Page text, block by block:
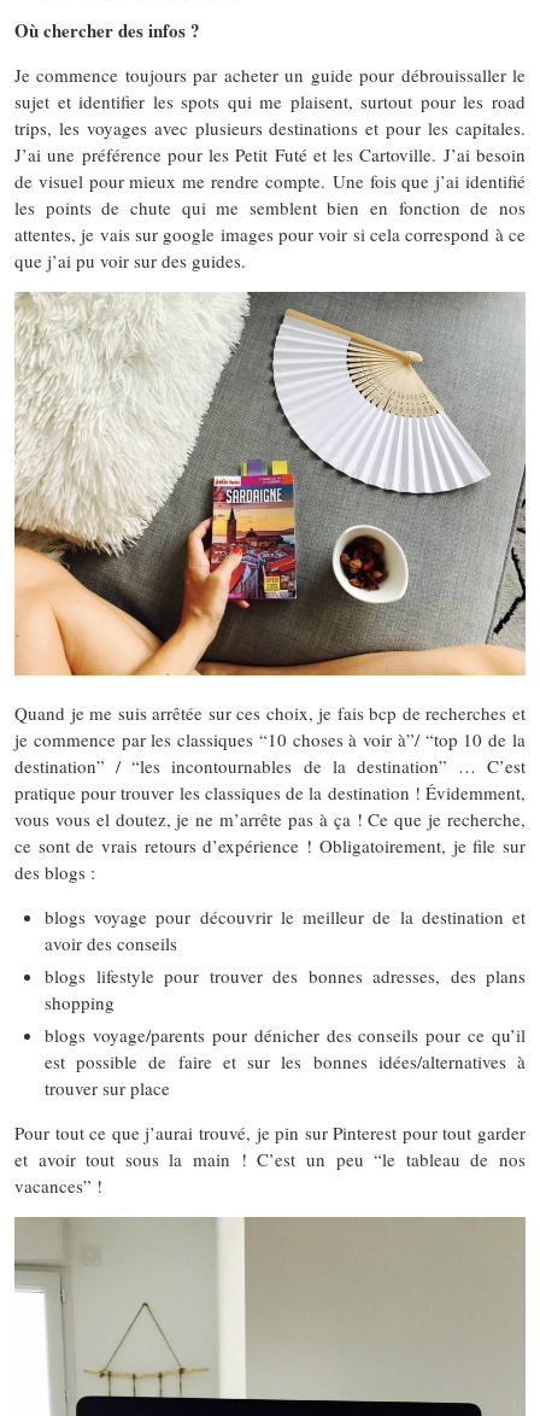
Où chercher des infos ?
Je commence toujours par acheter un guide pour débrouissaller le
sujet et identifier les spots qui me plaisent, surtout pour les road
trips, les voyages avec plusieurs destinations et pour les capitales.
J’ai une préférence pour les Petit Futé et les Cartoville. J’ai besoin
de visuel pour mieux me rendre compte. Une fois que j’ai identifié
les points de chute qui me semblent bien en fonction de nos
attentes, je vais sur google images pour voir si cela correspond à ce
que j’ai pu voir sur des guides.
Quand je me suis arrêtée sur ces choix, je fais bcp de recherches et
je commence par les classiques “10 choses à voir à”/ “top 10 de la
destination” / “les incontournables de la destination” … C’est
pratique pour trouver les classiques de la destination ! Évidemment,
vous vous el doutez, je ne m’arrête pas à ça ! Ce que je recherche,
ce sont de vrais retours d’expérience ! Obligatoirement, je file sur
des blogs :
blogs voyage pour découvrir le meilleur de la destination et
avoir des conseils
blogs lifestyle pour trouver des bonnes adresses, des plans
shopping
blogs voyage/parents pour dénicher des conseils pour ce qu’il
est possible de faire et sur les bonnes idées/alternatives à
trouver sur place
Pour tout ce que j’aurai trouvé, je pin sur Pinterest pour tout garder
et avoir tout sous la main ! C’est un peu “le tableau de nos
vacances” !